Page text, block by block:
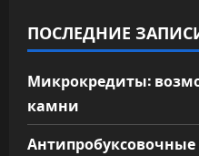
ПОСЛЕДНИЕ
Микрокредиты:
камни